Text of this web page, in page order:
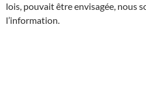
lois, pouvait être envisagée, nous
l’information.